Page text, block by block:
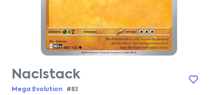
Naclstack
Mega Evolution #83